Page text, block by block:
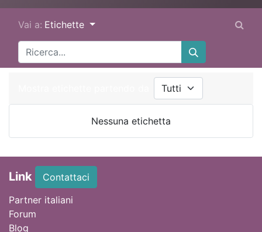
Vai a: Etichette
Nessuna etichetta
Link
Contattaci
Partner italiani
Forum
Blog